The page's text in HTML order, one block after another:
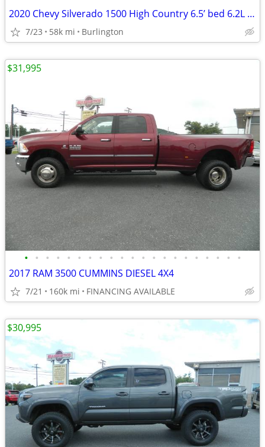
2020 Chevy Silverado 1500 High Country 6.5’ bed 6.2L Gas
7/23 58k mi Burlington
• • • • • • • • • • • • • • • • • • • • •
2017 RAM 3500 CUMMINS DIESEL 4X4
7/21 160k mi FINANCING AVAILABLE
$31,995
$30,995